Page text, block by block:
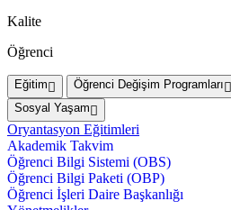
Kalite
Öğrenci
Eğitim Öğrenci Değişim Programları
Sosyal Yaşam
Oryantasyon Eğitimleri
Akademik Takvim
Öğrenci Bilgi Sistemi (OBS)
Öğrenci Bilgi Paketi (OBP)
Öğrenci İşleri Daire Başkanlığı